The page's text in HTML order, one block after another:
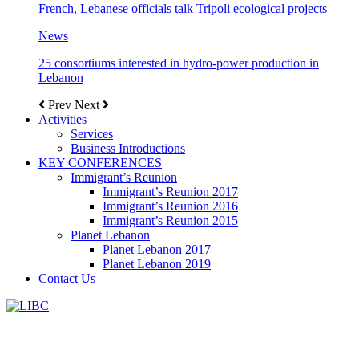
French, Lebanese officials talk Tripoli ecological projects
News
25 consortiums interested in hydro-power production in
Lebanon
Prev Next
Activities
Services
Business Introductions
KEY CONFERENCES
Immigrant’s Reunion
Immigrant’s Reunion 2017
Immigrant’s Reunion 2016
Immigrant’s Reunion 2015
Planet Lebanon
Planet Lebanon 2017
Planet Lebanon 2019
Contact Us